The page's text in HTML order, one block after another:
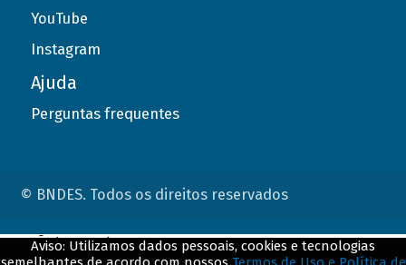
YouTube
Instagram
Ajuda
Perguntas frequentes
© BNDES. Todos os direitos reservados
Aviso: Utilizamos dados pessoais, cookies e tecnologias
ConteÃºdo complementar